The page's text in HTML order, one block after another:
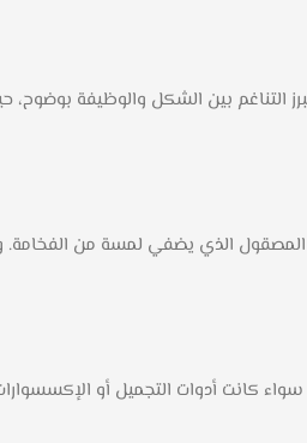
التناغم بين الشكل والوظيفة
الذي يضفي لمسة من الفخامة.
سواء كانت أدوات التجميل أو